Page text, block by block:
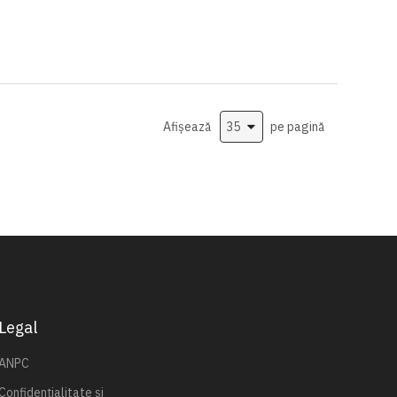
Afișează
pe pagină
Legal
Confidențialitate și